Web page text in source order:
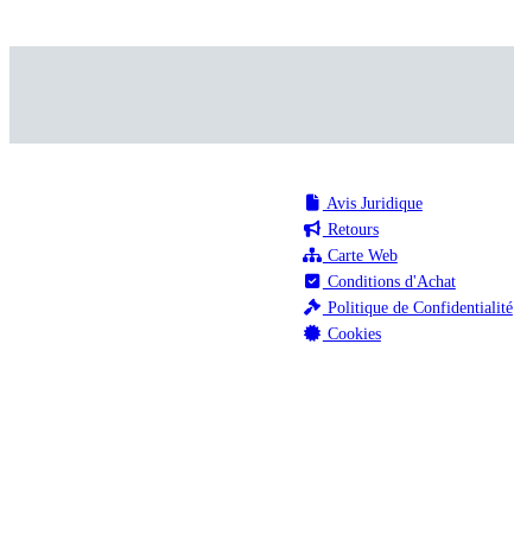
Avis Juridique
Retours
Carte Web
Conditions d'Achat
Politique de Confidentialité
Cookies